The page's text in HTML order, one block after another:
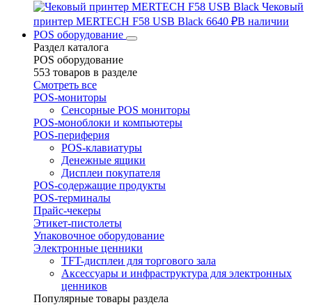
Чековый
принтер MERTECH F58 USB Black 6640 ₽В наличии
POS оборудование
Раздел каталога
POS оборудование
553 товаров в разделе
Смотреть все
POS-мониторы
Сенсорные POS мониторы
POS-моноблоки и компьютеры
POS-периферия
POS-клавиатуры
Денежные ящики
Дисплеи покупателя
POS-содержащие продукты
POS-терминалы
Прайс-чекеры
Этикет-пистолеты
Упаковочное оборудование
Электронные ценники
TFT-дисплеи для торгового зала
Аксессуары и инфраструктура для электронных
ценников
Популярные товары раздела